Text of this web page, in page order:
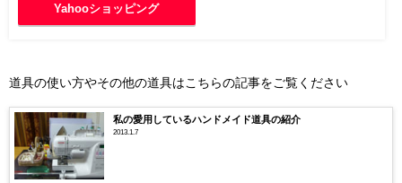
Yahooショッピング
道具の使い方やその他の道具はこちらの記事をご覧ください
私の愛用しているハンドメイド道具の紹介
2013.1.7